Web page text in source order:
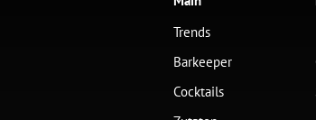
Trends
Barkeeper
Cocktails